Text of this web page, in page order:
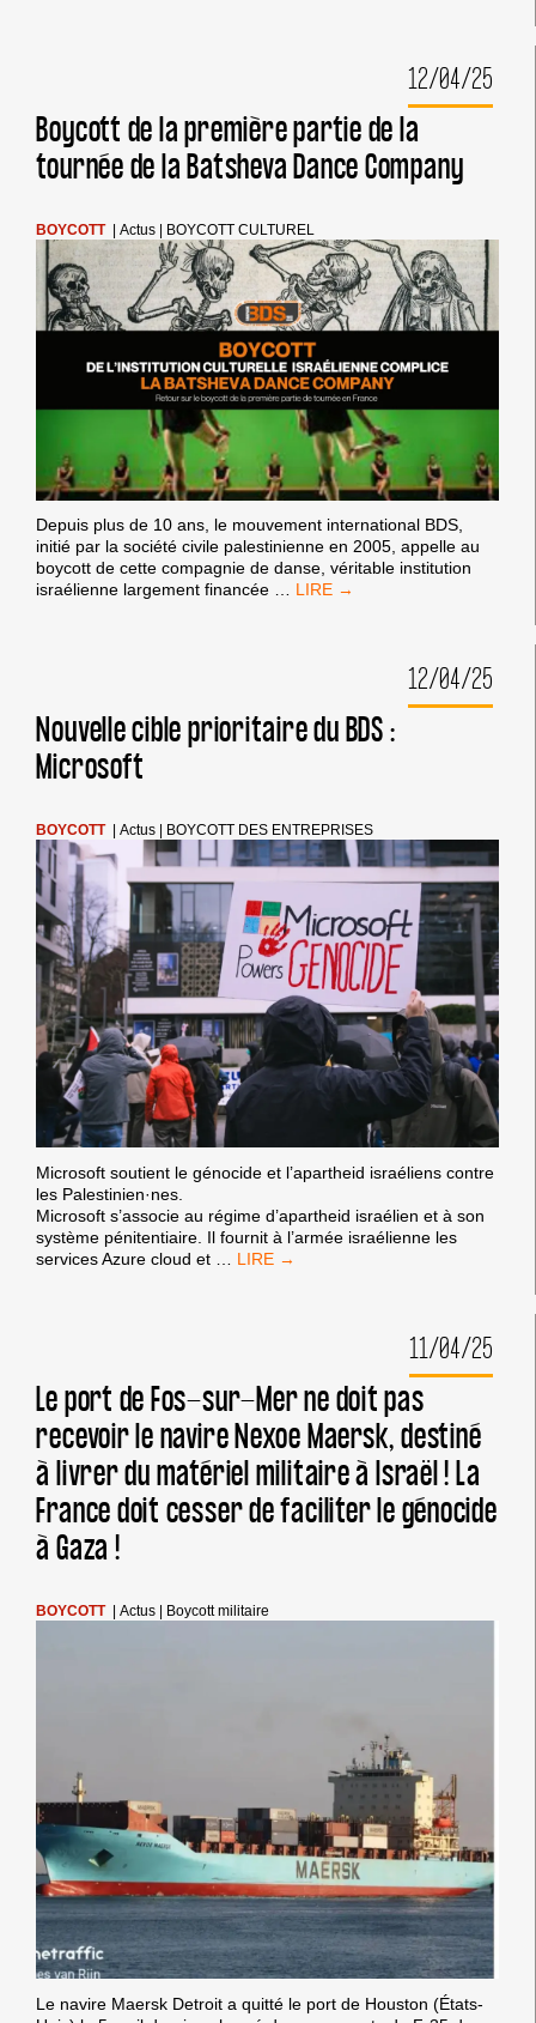
A
ESPAÑA
:
BLANCHIMENT
GÉNOCIDE
PAR
LE
SPORT
12/04/25
Boycott de la première partie de la
tournée de la Batsheva Dance Company
BOYCOTT |Actus BOYCOTT CULTUREL
Depuis plus de 10 ans, le mouvement international BDS,
initié par la société civile palestinienne en 2005, appelle au
boycott de cette compagnie de danse, véritable institution
israélienne largement financée
BOYCOTT
LA
TOURNÉE
DANCE
COMPANY
12/04/25
Nouvelle cible prioritaire du BDS :
Microsoft
BOYCOTT |Actus BOYCOTT DES ENTREPRISES
Microsoft soutient le génocide et l’apartheid israéliens contre
les Palestinien·nes.
Microsoft s’associe au régime d’apartheid israélien et à son
système pénitentiaire. Il fournit à l’armée israélienne les
services Azure cloud et
NOUVELLE
MICROSOFT
11/04/25
Le port de Fos-sur-Mer ne doit pas
recevoir le navire Nexoe Maersk, destiné
à livrer du matériel militaire à Israël ! La
France doit cesser de faciliter le génocide
à Gaza !
BOYCOTT |Actus Boycott militaire
Le navire Maersk Detroit a quitté le port de Houston (États-